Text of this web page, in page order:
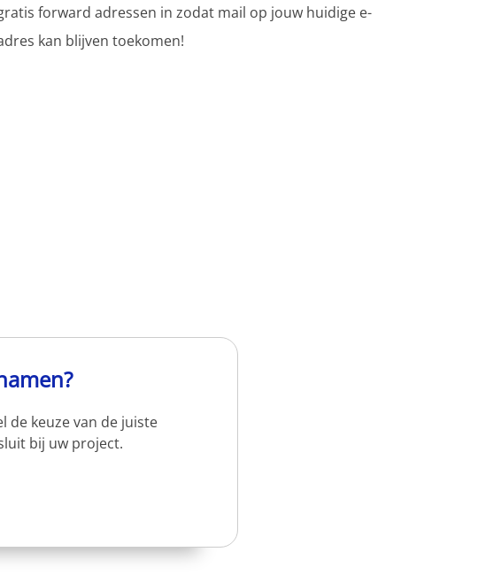
forward adressen in zodat mail op jouw huidige e-
kan blijven toekomen!
de keuze van de juiste
bij uw project.